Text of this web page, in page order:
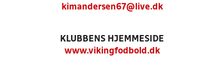
kimandersen67@live.dk
KLUBBENS HJEMMESIDE
www.vikingfodbold.dk